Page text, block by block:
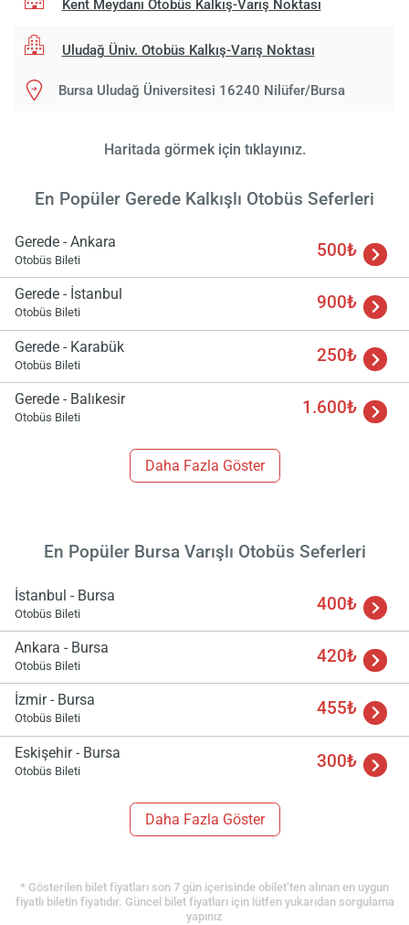
Kent Meydanı Otobüs Kalkış-Varış Noktası
Uludağ Üniv. Otobüs Kalkış-Varış Noktası
Bursa Uludağ Üniversitesi 16240 Nilüfer/Bursa
Haritada görmek için tıklayınız.
En Popüler Gerede Kalkışlı Otobüs Seferleri
Gerede - Ankara
Otobüs Bileti 500₺
Gerede - İstanbul
Otobüs Bileti 900₺
Gerede - Karabük
Otobüs Bileti 250₺
Gerede - Balıkesir
Otobüs Bileti 1.600₺
Daha Fazla Göster
En Popüler Bursa Varışlı Otobüs Seferleri
İstanbul - Bursa
Otobüs Bileti 400₺
Ankara - Bursa
Otobüs Bileti 420₺
İzmir - Bursa
Otobüs Bileti 455₺
Eskişehir - Bursa
Otobüs Bileti 300₺
Daha Fazla Göster
* Gösterilen bilet fiyatları son 7 gün içerisinde obilet’ten alınan en uygun
fiyatlı biletin fiyatıdır. Güncel bilet fiyatları için lütfen yukarıdan sorgulama
yapınız